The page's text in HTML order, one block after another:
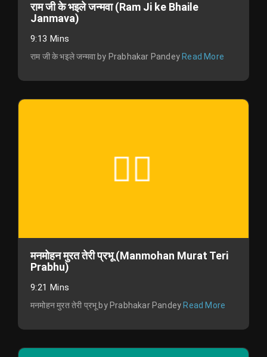
राम जी के भइले जन्मवा (Ram Ji ke Bhaile
Janmava)
9:13 Mins
राम जी के भइले जन्मवा by Prabhakar Pandey Read More
मनमोहन मुरत तेरी प्रभू (Manmohan Murat Teri
Prabhu)
9:21 Mins
मनमोहन मुरत तेरी प्रभू by Prabhakar Pandey Read More